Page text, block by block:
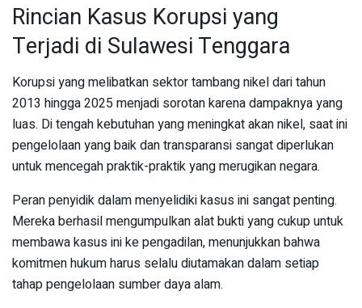
Rincian Kasus Korupsi yang
Terjadi di Sulawesi Tenggara
Korupsi yang melibatkan sektor tambang nikel dari tahun
2013 hingga 2025 menjadi sorotan karena dampaknya yang
luas. Di tengah kebutuhan yang meningkat akan nikel, saat ini
pengelolaan yang baik dan transparansi sangat diperlukan
untuk mencegah praktik-praktik yang merugikan negara.
Peran penyidik dalam menyelidiki kasus ini sangat penting.
Mereka berhasil mengumpulkan alat bukti yang cukup untuk
membawa kasus ini ke pengadilan, menunjukkan bahwa
komitmen hukum harus selalu diutamakan dalam setiap
tahap pengelolaan sumber daya alam.